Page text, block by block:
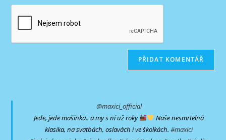
nebo
uživatelské
jméno
URL
svého
webu
(volitelně)
@maxici_official
Jede, jede mašinka.. a my s ní už roky
Naše nesmrtelná
klasika, na svatbách, oslavách i ve školkách. #maxici